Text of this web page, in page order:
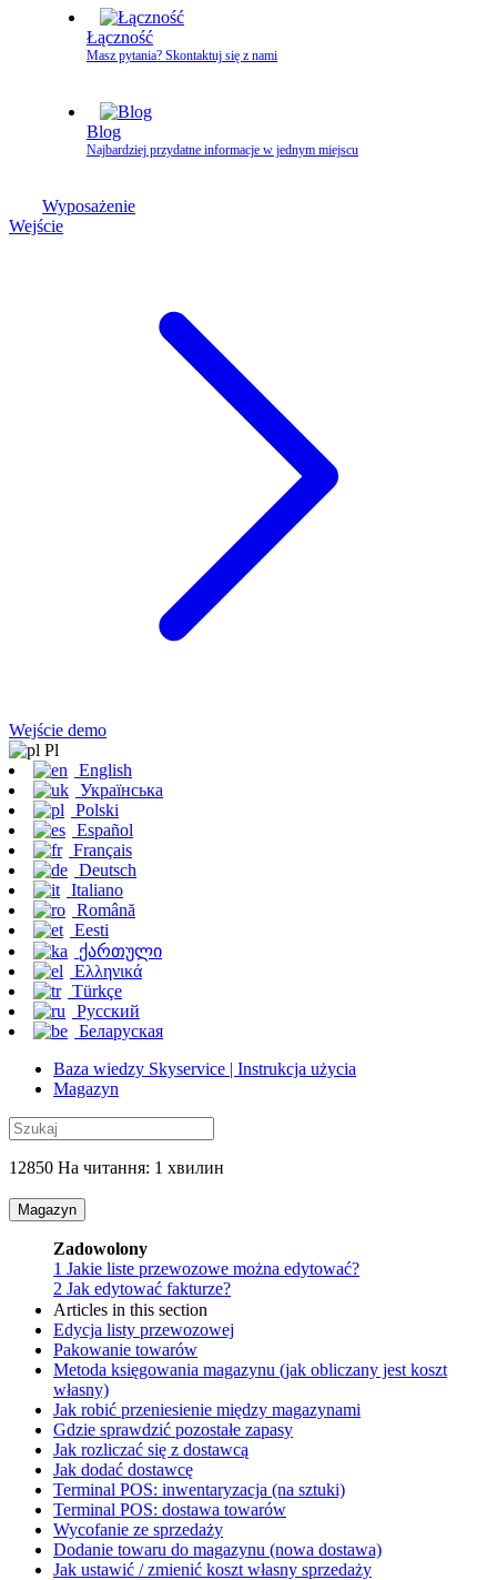
Łączność
Masz pytania? Skontaktuj się z nami
Blog
Najbardziej przydatne informacje w jednym miejscu
Wyposażenie
Wejście
Wejście demo
Pl
English
Українська
Polski
Español
Français
Deutsch
Italiano
Română
Eesti
ქართული
Ελληνικά
Türkçe
Русский
Беларуская
Baza wiedzy Skyservice | Instrukcja użycia
Magazyn
12850 На читання: 1 хвилин
Magazyn
Zadowolony
1 Jakie liste przewozowe można edytować?
2 Jak edytować fakturze?
Articles in this section
Edycja listy przewozowej
Pakowanie towarów
Metoda księgowania magazynu (jak obliczany jest koszt
własny)
Jak robić przeniesienie między magazynami
Gdzie sprawdzić pozostałe zapasy
Jak rozliczać się z dostawcą
Jak dodać dostawcę
Terminal POS: inwentaryzacja (na sztuki)
Terminal POS: dostawa towarów
Wycofanie ze sprzedaży
Dodanie towaru do magazynu (nowa dostawa)
Jak ustawić / zmienić koszt własny sprzedaży